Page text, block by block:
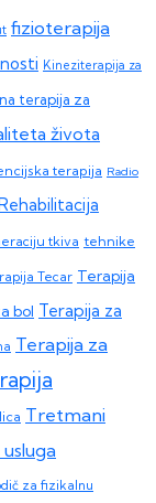
fizioterapija
Kineziterapija za
terapija za
života
terapija Radio
tkiva tehnike
Tecar Terapija
bol Terapija za
Terapija za
Tretmani
za fizikalnu